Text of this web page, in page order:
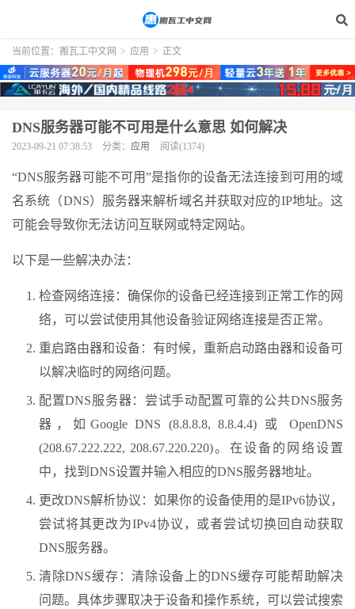
当前位置： 搬瓦工中文网 > 应用 > 正文
DNS服务器可能不可用是什么意思 如何解决
2023-09-21 07:38:53 分类： 应用 阅读(1374)
“DNS服务器可能不可用”是指你的设备无法连接到可用的域
名系统（DNS）服务器来解析域名并获取对应的IP地址。这
可能会导致你无法访问互联网或特定网站。
以下是一些解决办法：
检查网络连接：确保你的设备已经连接到正常工作的网
络，可以尝试使用其他设备验证网络连接是否正常。
重启路由器和设备：有时候，重新启动路由器和设备可
以解决临时的网络问题。
配置DNS服务器：尝试手动配置可靠的公共DNS服务
器，如Google DNS (8.8.8.8, 8.8.4.4) 或 OpenDNS
(208.67.222.222, 208.67.220.220)。在设备的网络设置
中，找到DNS设置并输入相应的DNS服务器地址。
更改DNS解析协议：如果你的设备使用的是IPv6协议，
尝试将其更改为IPv4协议，或者尝试切换回自动获取
DNS服务器。
清除DNS缓存：清除设备上的DNS缓存可能帮助解决
问题。具体步骤取决于设备和操作系统，可以尝试搜索